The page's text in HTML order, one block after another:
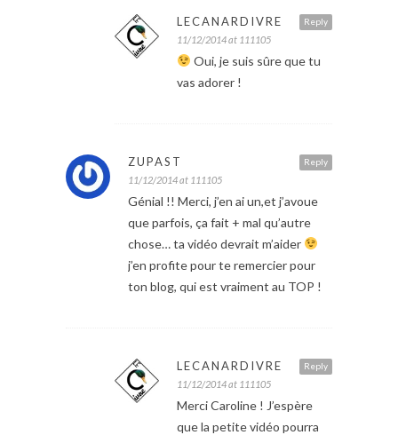
Reply
LECANARDIVRE
11/12/2014 at 111105
Oui, je suis sûre que tu
vas adorer !
Reply
ZUPAST
11/12/2014 at 111105
Génial !! Merci, j’en ai un,et j’avoue
que parfois, ça fait + mal qu’autre
chose… ta vidéo devrait m’aider
j’en profite pour te remercier pour
ton blog, qui est vraiment au TOP !
Reply
LECANARDIVRE
11/12/2014 at 111105
Merci Caroline ! J’espère
que la petite vidéo pourra